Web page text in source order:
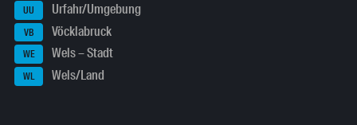
UU Urfahr/Umgebung
VB Vöcklabruck
WE Wels – Stadt
WL Wels/Land